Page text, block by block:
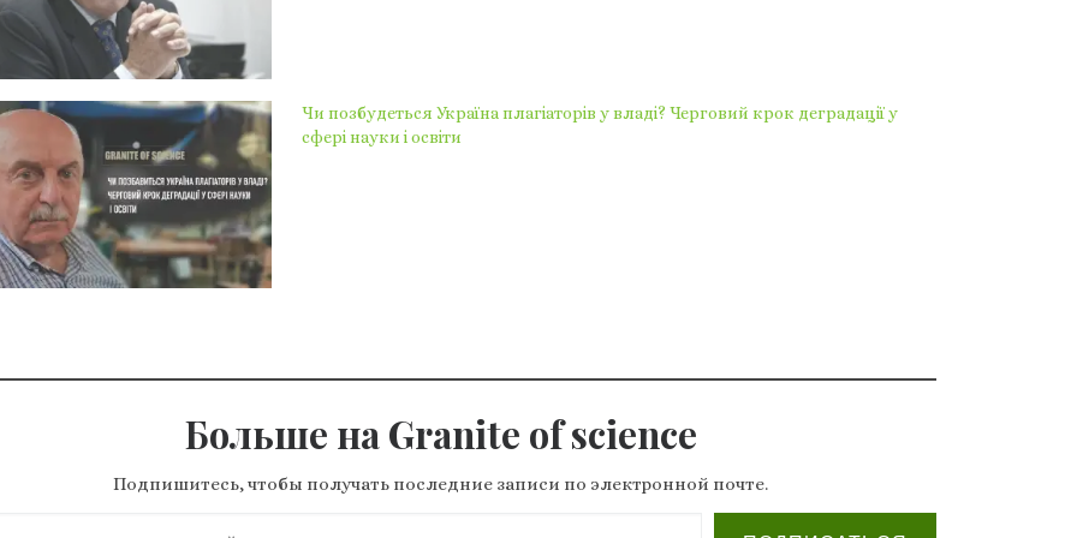
Чи позбудеться Україна плагіаторів у владі? Черговий крок деградації у
сфері науки і освіти
Больше на Granite of science
Подпишитесь, чтобы получать последние записи по электронной почте.